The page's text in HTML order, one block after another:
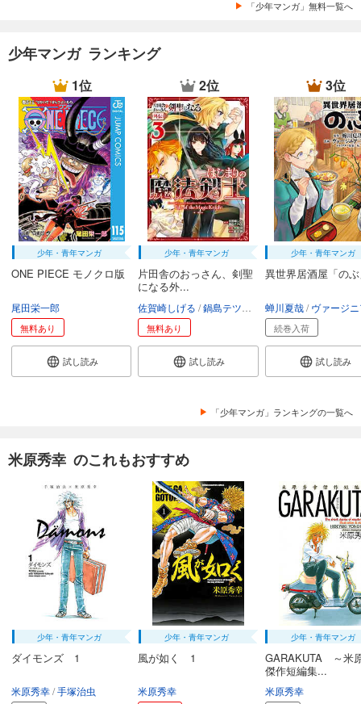
「少年マンガ」無料一覧へ
少年マンガ ランキング
1位
少年・青年マンガ
ONE PIECE モノクロ版
尾田栄一郎
無料あり
試し読み
2位
少年・青年マンガ
片田舎のおっさん、剣聖
になる外...
佐賀崎しげる 鍋島テツヒロ 空路恵 渡辺樹
無料あり
試し読み
3位
少年・青年マンガ
異世界居酒屋「の
蝉川夏哉 ヴァージニア二
続巻入荷
試し読み
「少年マンガ」ランキングの一覧へ
米原秀幸 のこれもおすすめ
少年・青年マンガ
ダイモンズ 1
米原秀幸 手塚治虫
少年・青年マンガ
風が如く 1
米原秀幸
少年・青年マンガ
GARAKUTA ～米
傑作短編集...
米原秀幸